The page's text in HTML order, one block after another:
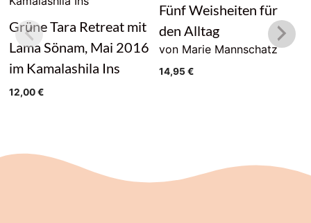
Grüne Tara Retreat mit
Lama Sönam, Mai 2016
im Kamalashila Ins
12,00€
Fünf Weisheiten für
den Alltag
von Marie Mannschatz
14,95€